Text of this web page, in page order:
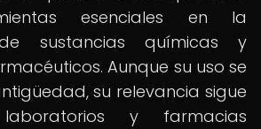
esenciales en la
sustancias químicas y
Aunque su uso se
su relevancia sigue
y farmacias